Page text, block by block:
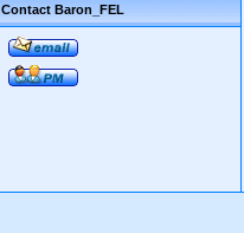
Contact Baron_FEL